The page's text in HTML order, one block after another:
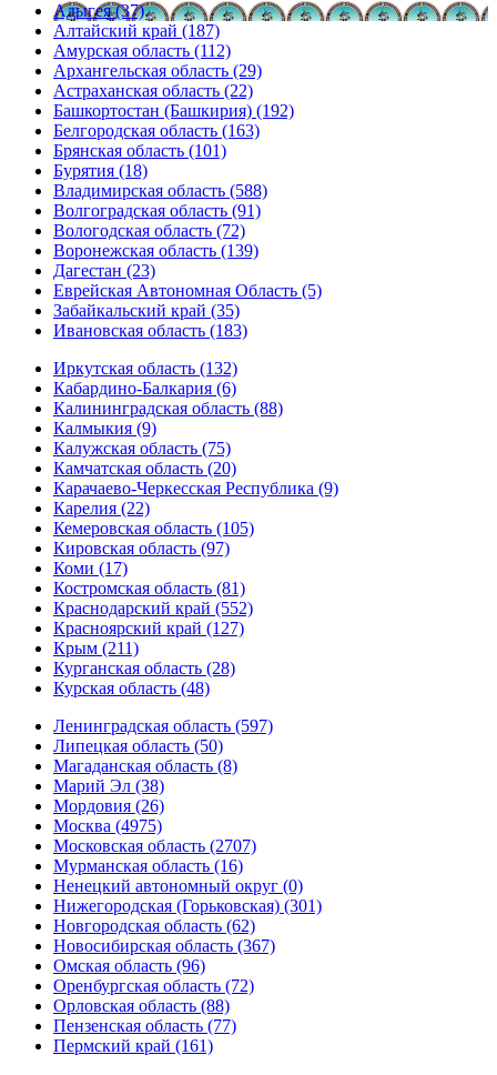
Адыгея (37)
Алтайский край (187)
Амурская область (112)
Архангельская область (29)
Астраханская область (22)
Башкортостан (Башкирия) (192)
Белгородская область (163)
Брянская область (101)
Бурятия (18)
Владимирская область (588)
Волгоградская область (91)
Вологодская область (72)
Воронежская область (139)
Дагестан (23)
Еврейская Автономная Область (5)
Забайкальский край (35)
Ивановская область (183)
Иркутская область (132)
Кабардино-Балкария (6)
Калининградская область (88)
Калмыкия (9)
Калужская область (75)
Камчатская область (20)
Карачаево-Черкесская Республика (9)
Карелия (22)
Кемеровская область (105)
Кировская область (97)
Коми (17)
Костромская область (81)
Краснодарский край (552)
Красноярский край (127)
Крым (211)
Курганская область (28)
Курская область (48)
Ленинградская область (597)
Липецкая область (50)
Магаданская область (8)
Марий Эл (38)
Мордовия (26)
Москва (4975)
Московская область (2707)
Мурманская область (16)
Ненецкий автономный округ (0)
Нижегородская (Горьковская) (301)
Новгородская область (62)
Новосибирская область (367)
Омская область (96)
Оренбургская область (72)
Орловская область (88)
Пензенская область (77)
Пермский край (161)